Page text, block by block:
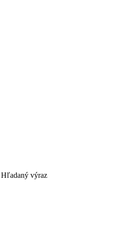
Hľadaný výraz